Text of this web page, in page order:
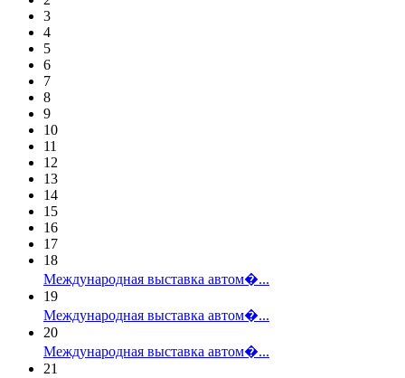
3
4
5
6
7
8
9
10
11
12
13
14
15
16
17
18
Международная выставка автом�...
19
Международная выставка автом�...
20
Международная выставка автом�...
21